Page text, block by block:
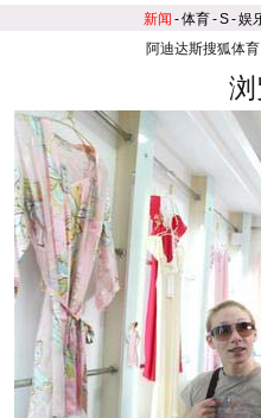
新闻 -体育-S-娱
阿迪达斯搜狐体育